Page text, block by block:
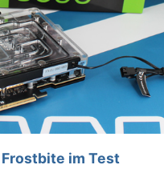
Frostbite im Test